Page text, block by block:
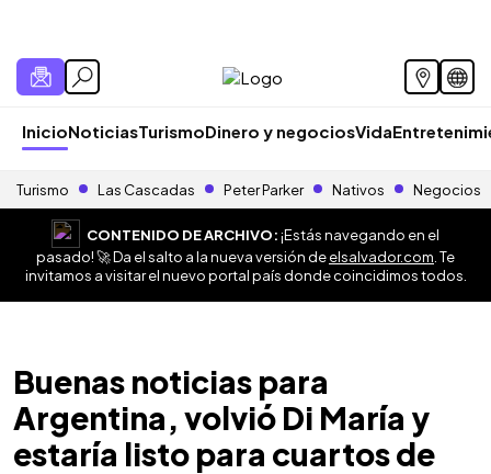
InicioNoticiasTurismoDinero y negociosVida
Turismo Las Cascadas Peter Parker Nativos Negocios
CONTENIDO DE ARCHIVO:¡Estás navegando en el
pasado! 🚀 Da el salto a la nueva versión deelsalvador.com . Te
invitamos a visitar el nuevo portal país donde coincidimos todos.
Buenas noticias para
Argentina, volvió Di María y
estaría listo para cuartos de